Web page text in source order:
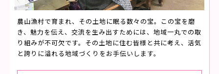
農山漁村で育まれ、その土地に眠る数々の宝。この宝を磨
き、魅力を伝え、交流を生み出すためには、地域一丸での取
り組みが不可欠です。その土地に住む皆様と共に考え、活気
と誇りに溢れる地域づくりをお手伝いします。